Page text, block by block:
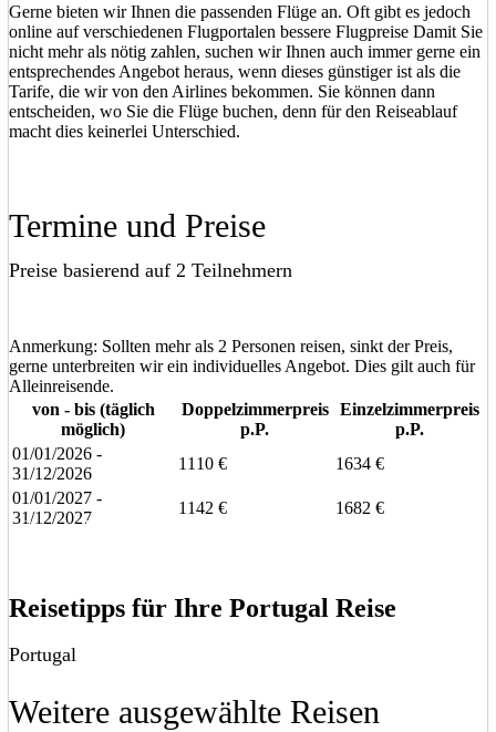
Gerne bieten wir Ihnen die passenden Flüge an. Oft gibt es jedoch
online auf verschiedenen Flugportalen bessere Flugpreise Damit Sie
nicht mehr als nötig zahlen, suchen wir Ihnen auch immer gerne ein
entsprechendes Angebot heraus, wenn dieses günstiger ist als die
Tarife, die wir von den Airlines bekommen. Sie können dann
entscheiden, wo Sie die Flüge buchen, denn für den Reiseablauf
macht dies keinerlei Unterschied.
Termine und Preise
Preise basierend auf 2 Teilnehmern
Anmerkung: Sollten mehr als 2 Personen reisen, sinkt der Preis,
gerne unterbreiten wir ein individuelles Angebot. Dies gilt auch für
Alleinreisende.
von - bis (täglich
möglich)
Doppelzimmerpreis
p.P.
Einzelzimmerpreis
p.P.
01/01/2026 -
31/12/2026
1110 €
1634 €
01/01/2027 -
31/12/2027
1142 € 1682 €
Eine unverbindliche Anfrage stellen
Reisetipps für Ihre Portugal Reise
Portugal
Weitere ausgewählte Reisen